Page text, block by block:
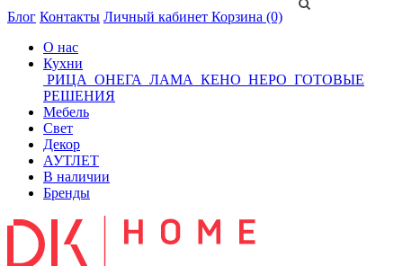
Блог Контакты Личный кабинет Корзина (0)
О нас
Кухни
РИЦА ОНЕГА ЛАМА КЕНО НЕРО ГОТОВЫЕ
РЕШЕНИЯ
Мебель
Свет
Декор
АУТЛЕТ
В наличии
Бренды